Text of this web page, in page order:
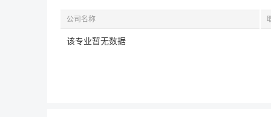
公司名称
该专业暂无数据